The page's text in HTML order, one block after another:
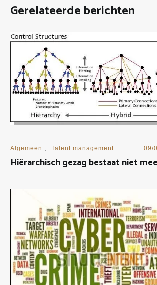
Gerelateerde berichten
Algemeen , Talent management 09/
Hiërarchisch gezag bestaat niet